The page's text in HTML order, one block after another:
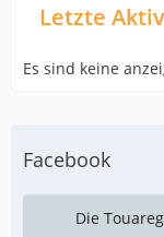
Letzte
Es sind keine
Facebook
Die